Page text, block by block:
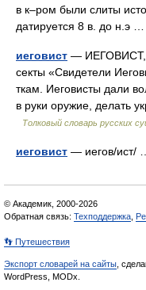
в к–ром были слиты
датируется 8 в. до н.э
иеговист — ИЕГОВИСТ,
секты «Свидетели
ткам. Иеговисты дали
в руки оружие, делать
Толковый словарь русских
иеговист — иегов/ист/
© Академик, 2000-2026
Обратная связь: Техподдержка
👣 Путешествия
Экспорт словарей на сайты ,
WordPress, MODx.